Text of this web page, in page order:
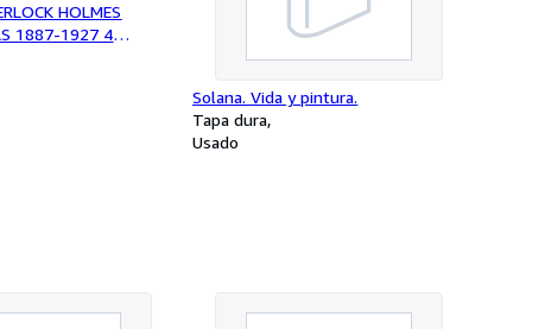
HOLMES
1887-1927 4
ESTUCHE
Solana. Vida y pintura.
Tapa dura
Usado